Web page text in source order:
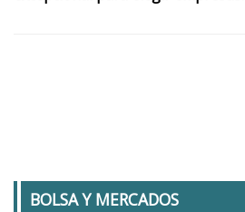
BOLSA Y MERCADOS